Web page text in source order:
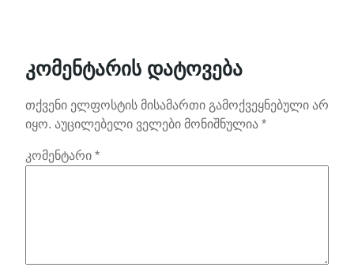
კომენტარის დატოვება
თქვენი ელფოსტის მისამართი გამოქვეყნებული არ
იყო. აუცილებელი ველები მონიშნულია *
კომენტარი *